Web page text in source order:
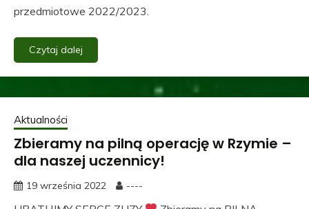
przedmiotowe 2022/2023.
Czytaj dalej
Aktualności
Zbieramy na pilną operację w Rzymie –
dla naszej uczennicy!
19 września 2022 ----